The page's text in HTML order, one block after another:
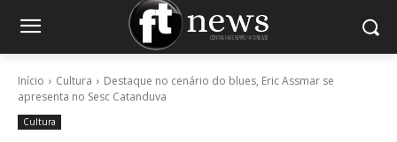
Início Cultura
Destaque no cenário do blues, Eric Assmar se
apresenta no Sesc Catanduva
Cultura